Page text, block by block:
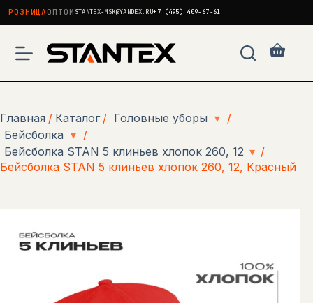
РОЗНИЦА ОПТОМ STANTEX-MSK@YANDEX.RU+7 (495) 409-67-61
сути
Главная / Каталог / Головные уборы ▾ /
Бейсболка ▾ /
Бейсболка STAN 5 клиньев хлопок 260, 12 ▾ /
Бейсболка STAN 5 клиньев хлопок 260, 12, Красный